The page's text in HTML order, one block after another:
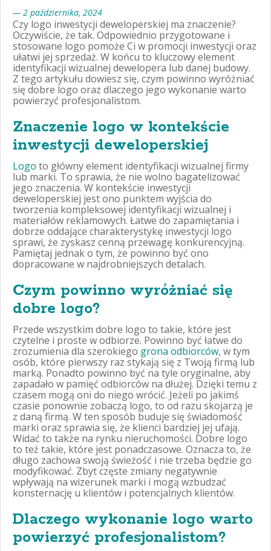
— 2 października, 2024
Czy logo inwestycji deweloperskiej ma znaczenie?
Oczywiście, że tak. Odpowiednio przygotowane i
stosowane logo pomoże Ci w promocji inwestycji oraz
ułatwi jej sprzedaż. W końcu to kluczowy element
identyfikacji wizualnej dewelopera lub danej budowy.
Z tego artykułu dowiesz się, czym powinno wyróżniać
się dobre logo oraz dlaczego jego wykonanie warto
powierzyć profesjonalistom.
Znaczenie logo w kontekście
inwestycji deweloperskiej
Logo to główny element identyfikacji wizualnej firmy
lub marki. To sprawia, że nie wolno bagatelizować
jego znaczenia. W kontekście inwestycji
deweloperskiej jest ono punktem wyjścia do
tworzenia kompleksowej identyfikacji wizualnej i
materiałów reklamowych. Łatwe do zapamiętania i
dobrze oddające charakterystykę inwestycji logo
sprawi, że zyskasz cenną przewagę konkurencyjną.
Pamiętaj jednak o tym, że powinno być ono
dopracowane w najdrobniejszych detalach.
Czym powinno wyróżniać się
dobre logo?
Przede wszystkim dobre logo to takie, które jest
czytelne i proste w odbiorze. Powinno być łatwe do
zrozumienia dla szerokiego grona odbiorców, w tym
osób, które pierwszy raz stykają się z Twoją firmą lub
marką. Ponadto powinno być na tyle oryginalne, aby
zapadało w pamięć odbiorców na dłużej. Dzięki temu z
czasem mogą oni do niego wrócić. Jeżeli po jakimś
czasie ponownie zobaczą logo, to od razu skojarzą je
z daną firmą. W ten sposób buduje się świadomość
marki oraz sprawia się, że klienci bardziej jej ufają.
Widać to także na rynku nieruchomości. Dobre logo
to też takie, które jest ponadczasowe. Oznacza to, że
długo zachowa swoją świeżość i nie trzeba będzie go
modyfikować. Zbyt częste zmiany negatywnie
wpływają na wizerunek marki i mogą wzbudzać
konsternację u klientów i potencjalnych klientów.
Dlaczego wykonanie logo warto
powierzyć profesjonalistom?